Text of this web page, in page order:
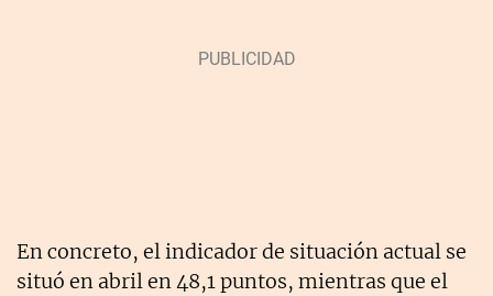
En concreto, el indicador de situación actual se
situó en abril en 48,1 puntos, mientras que el